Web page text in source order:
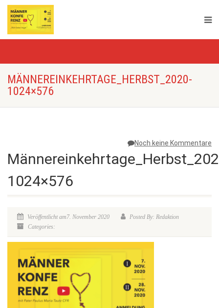
MÄNNEREINKEHRTAGE_HERBST_2020-
1024×576
Noch keine Kommentare
1024×576
Veröffentlicht am7. November 2020
Posted By: Redaktion
Categories: